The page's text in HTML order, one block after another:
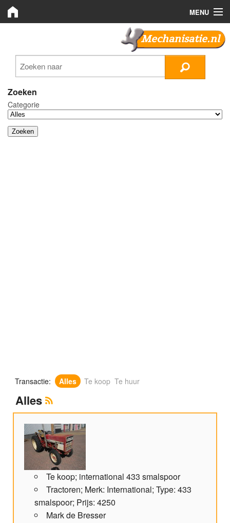
MENU
Zoeken
Nieuws
Mechanisatie.nl
Zoeken
Categorie
Transactie: Alles Te koop Te huur
Alles
Te koop; international 433 smalspoor
Tractoren; Merk: International; Type: 433
smalspoor; Prijs: 4250
Mark de Bresser